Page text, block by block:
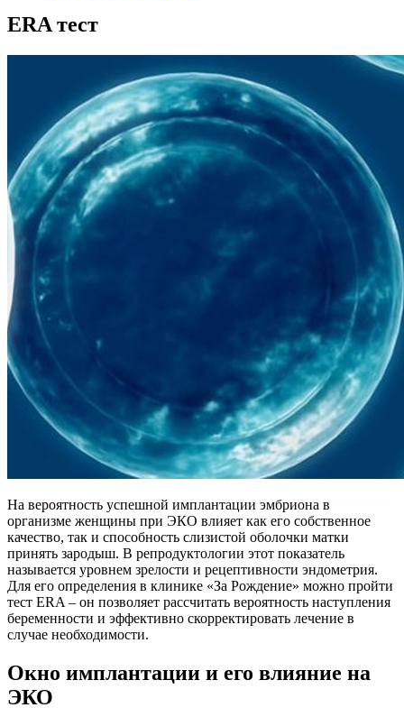
ERA тест
На вероятность успешной имплантации эмбриона в
организме женщины при ЭКО влияет как его собственное
качество, так и способность слизистой оболочки матки
принять зародыш. В репродуктологии этот показатель
называется уровнем зрелости и рецептивности эндометрия.
Для его определения в клинике «За Рождение» можно пройти
тест ERA – он позволяет рассчитать вероятность наступления
беременности и эффективно скорректировать лечение в
случае необходимости.
Окно имплантации и его влияние на
ЭКО